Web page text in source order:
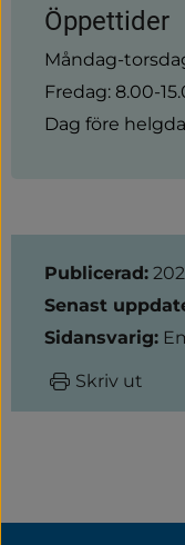
Öppettider
Måndag-
Fredag: 8.00-
Dag före
Publicerad:
Senast
Sidansvarig:
Skriv ut